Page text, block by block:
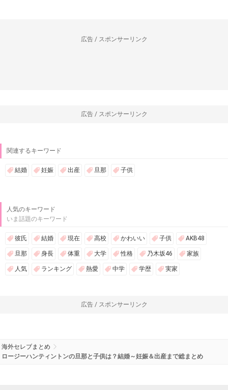
広告 / スポンサーリンク
広告 / スポンサーリンク
関連するキーワード
結婚 妊娠 出産 旦那 子供
人気のキーワード
いま話題のキーワード
彼氏 結婚 現在 高校 かわいい 子供 AKB48
旦那 身長 体重 大学 性格 乃木坂46 家族
人気 ランキング 熱愛 中学 学歴 実家
広告 / スポンサーリンク
海外セレブまとめ
ロージーハンティントンの旦那と子供は？結婚～妊娠＆出産まで総まとめ